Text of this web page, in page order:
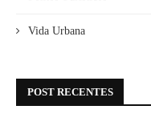
Vida Urbana
POST RECENTES